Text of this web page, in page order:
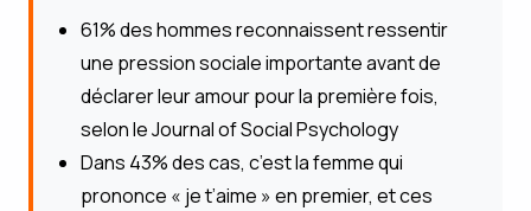
61% des hommes reconnaissent ressentir
une pression sociale importante avant de
déclarer leur amour pour la première fois,
selon le Journal of Social Psychology
Dans 43% des cas, c’est la femme qui
prononce « je t’aime » en premier, et ces